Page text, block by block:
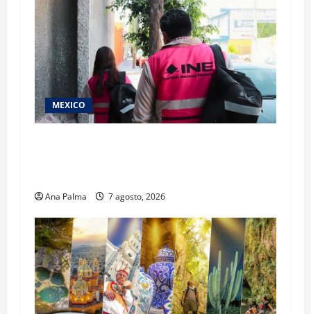
MEXICO
Ana Palma 7 agosto, 2026